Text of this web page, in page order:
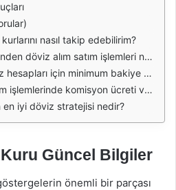
nasıl takip edebilirim?
alım satım işlemleri ne kadar sürer?
için minimum bakiye var mı?
komisyon ücreti var mı?
en iyi döviz stratejisi nedir?
Güncel Bilgiler
önemli bir parçası